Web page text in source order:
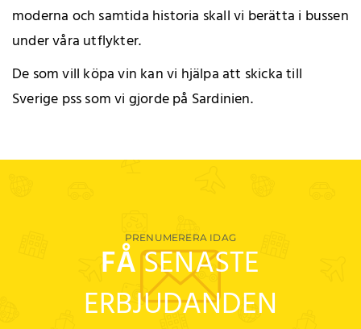
moderna och samtida historia skall vi berätta i bussen
under våra utflykter.
De som vill köpa vin kan vi hjälpa att skicka till
Sverige pss som vi gjorde på Sardinien.
PRENUMERERA IDAG
FÅSENASTE
ERBJUDANDEN